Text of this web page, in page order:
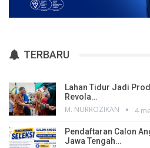
TERBARU
Lahan Tidur Jadi
Revola…
M. NURROZIKAN 4
Pendaftaran Calon
Jawa Tengah…